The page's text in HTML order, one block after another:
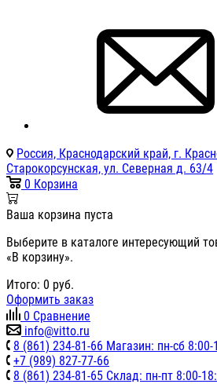
Россия, Краснодарский край, г.
Старокорсунская, ул. Северная д. 63/4
0 Корзина
Ваша корзина пуста
Выберите в каталоге интересующий
«В корзину».
Итого: 0 руб.
Оформить заказ
0 Сравнение
info@vitto.ru
8 (861) 234-81-66 Магазин: пн-сб 8:00-
+7 (989) 827-77-66
8 (861) 234-81-65 Склад: пн-пт 8:00-